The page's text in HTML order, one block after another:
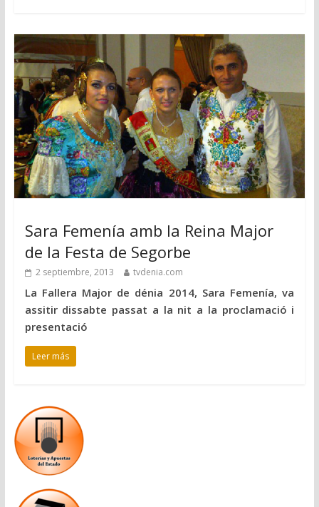
Sara Femenía amb la Reina Major
de la Festa de Segorbe
2 septiembre, 2013 tvdenia.com
La Fallera Major de dénia 2014, Sara Femenía, va
assitir dissabte passat a la nit a la proclamació i
presentació
Leer más